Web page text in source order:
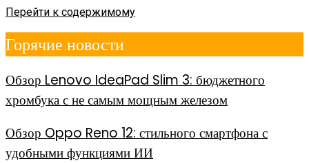
Перейти к содержимому
Горячие новости
Обзор Lenovo IdeaPad Slim 3: бюджетного
хромбука с не самым мощным железом
Обзор Oppo Reno 12: стильного смартфона с
удобными функциями ИИ